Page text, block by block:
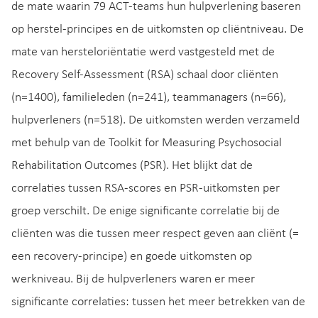
de mate waarin 79 ACT-teams hun hulpverlening baseren
op herstel-principes en de uitkomsten op cliëntniveau. De
mate van hersteloriëntatie werd vastgesteld met de
Recovery Self-Assessment (RSA) schaal door cliënten
(n=1400), familieleden (n=241), teammanagers (n=66),
hulpverleners (n=518). De uitkomsten werden verzameld
met behulp van de Toolkit for Measuring Psychosocial
Rehabilitation Outcomes (PSR). Het blijkt dat de
correlaties tussen RSA-scores en PSR-uitkomsten per
groep verschilt. De enige significante correlatie bij de
cliënten was die tussen meer respect geven aan cliënt (=
een recovery-principe) en goede uitkomsten op
werkniveau. Bij de hulpverleners waren er meer
significante correlaties: tussen het meer betrekken van de